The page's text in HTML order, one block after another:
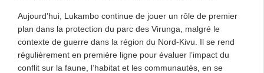
Aujourd’hui, Lukambo continue de jouer un rôle de premier
plan dans la protection du parc des Virunga, malgré le
contexte de guerre dans la région du Nord-Kivu. Il se rend
régulièrement en première ligne pour évaluer l’impact du
conflit sur la faune, l’habitat et les communautés, en se